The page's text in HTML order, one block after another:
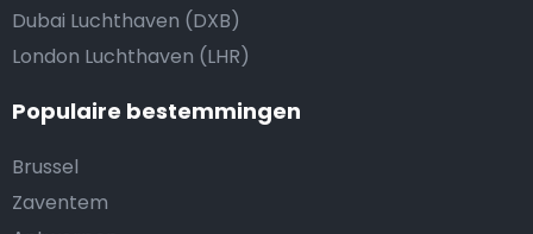
Dubai Luchthaven (DXB)
London Luchthaven (LHR)
Populaire bestemmingen
Brussel
Zaventem